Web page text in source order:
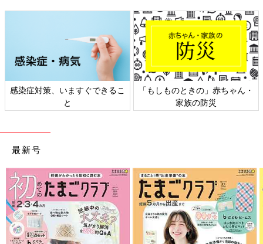
感染症対策、いますぐできるこ
と
「もしものときの」赤ちゃん・
家族の防災
最新号